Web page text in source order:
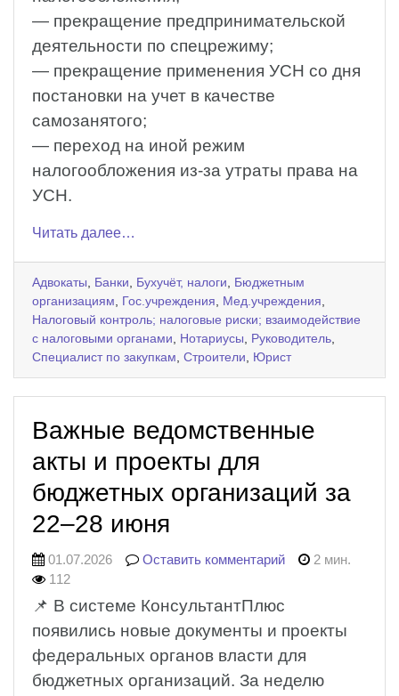
— прекращение предпринимательской
деятельности по спецрежиму;
— прекращение применения УСН со дня
постановки на учет в качестве
самозанятого;
— переход на иной режим
налогообложения из-за утраты права на
УСН.
Читать далее…
Адвокаты, Банки, Бухучёт, налоги, Бюджетным
организациям, Гос.учреждения, Мед.учреждения,
Налоговый контроль; налоговые риски; взаимодействие
с налоговыми органами, Нотариусы, Руководитель,
Специалист по закупкам, Строители, Юрист
Важные ведомственные
акты и проекты для
бюджетных организаций за
22–28 июня
01.07.2026 Оставить комментарий
2 мин.
112
📌 В системе КонсультантПлюс
появились новые документы и проекты
федеральных органов власти для
бюджетных организаций. За неделю